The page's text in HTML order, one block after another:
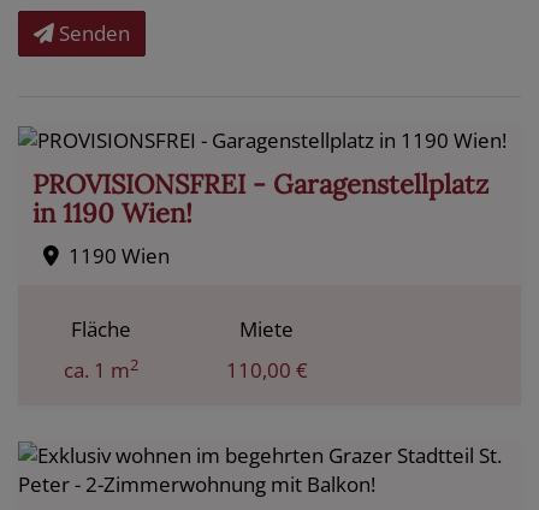
Senden
PROVISIONSFREI - Garagenstellplatz
in 1190 Wien!
1190 Wien
Fläche
ca. 1 m2
Miete
110,00 €